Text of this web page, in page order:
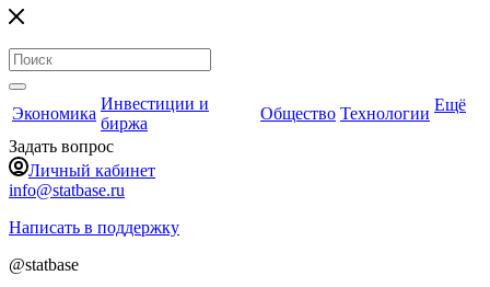
Экономика
Инвестиции и
биржа
Общество Технологии Ещё
Задать вопрос
Личный кабинет
info@statbase.ru
Написать в поддержку
@statbase